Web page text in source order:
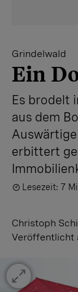
Grindelwald
Ein
Es brodelt
aus dem
erbittert
Lesezeit: 7
Christoph
Veröffentlicht